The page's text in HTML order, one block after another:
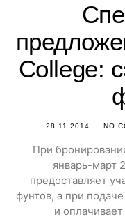
College:
28.11.2014 NO
При
январь-март
предоставляет
фунтов, а при
и